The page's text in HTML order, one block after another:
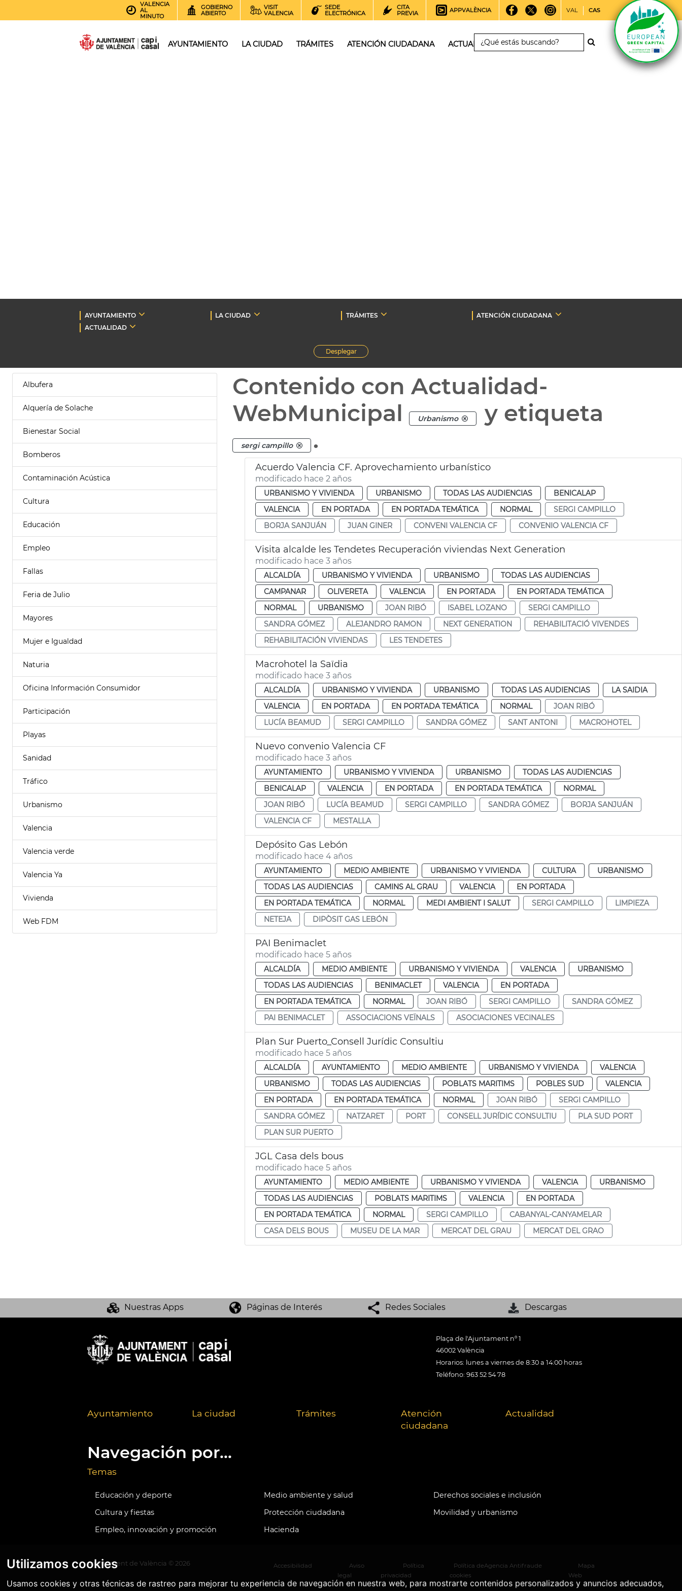
Utilizamos cookies
Usamos cookies y otras técnicas de rastreo para mejorar tu experiencia de navegación en nuestra web, para mostrarte contenidos personalizados y anuncios adecuados,
VALENCIA
AL
MINUTO
GOBIERNO
ABIERTO
VISIT
VALENCIA
SEDE
ELECTRÓNICA
CITA
PREVIA
APPVALÈNCIA VAL CAS
AYUNTAMIENTO LA CIUDAD TRÁMITES ATENCIÓN CIUDADANA ACTUALIDAD
AYUNTAMIENTO LA CIUDAD TRÁMITES
ATENCIÓN CIUDADANA
ACTUALIDAD
Desplegar
Albufera
Alquería de Solache
Bienestar Social
Bomberos
Contaminación Acústica
Cultura
Educación
Empleo
Fallas
Feria de Julio
Mayores
Mujer e Igualdad
Naturia
Oficina Información Consumidor
Participación
Playas
Sanidad
Tráfico
Urbanismo
Valencia
Valencia verde
Valencia Ya
Vivienda
Web FDM
Contenido con Actualidad-
WebMunicipal
Urbanismo y etiqueta
sergi campillo .
Acuerdo Valencia CF. Aprovechamiento urbanístico
modificado hace 2 años
URBANISMO Y VIVIENDA URBANISMO TODAS LAS AUDIENCIAS
BENICALAP
VALENCIA
EN PORTADA EN PORTADA TEMÁTICA NORMAL
SERGI CAMPILLO
BORJA SANJUÁN
JUAN GINER CONVENI VALENCIA CF CONVENIO VALENCIA CF
Visita alcalde les Tendetes Recuperación viviendas Next Generation
modificado hace 3 años
ALCALDÍA URBANISMO Y VIVIENDA URBANISMO
TODAS LAS AUDIENCIAS
CAMPANAR
OLIVERETA VALENCIA EN PORTADA
EN PORTADA TEMÁTICA
NORMAL
URBANISMO JOAN RIBÓ ISABEL LOZANO
SERGI CAMPILLO
SANDRA GÓMEZ
ALEJANDRO RAMON NEXT GENERATION
REHABILITACIÓ VIVENDES
REHABILITACIÓN VIVIENDAS
LES TENDETES
Macrohotel la Saïdia
modificado hace 3 años
ALCALDÍA URBANISMO Y VIVIENDA URBANISMO TODAS LAS AUDIENCIAS
LA SAIDIA
VALENCIA
EN PORTADA EN PORTADA TEMÁTICA NORMAL
JOAN RIBÓ
LUCÍA BEAMUD
SERGI CAMPILLO SANDRA GÓMEZ SANT ANTONI MACROHOTEL
Nuevo convenio Valencia CF
modificado hace 3 años
AYUNTAMIENTO URBANISMO Y VIVIENDA URBANISMO
TODAS LAS AUDIENCIAS
BENICALAP
VALENCIA EN PORTADA EN PORTADA TEMÁTICA
NORMAL
JOAN RIBÓ
LUCÍA BEAMUD SERGI CAMPILLO SANDRA GÓMEZ
BORJA SANJUÁN
VALENCIA CF
MESTALLA
Depósito Gas Lebón
modificado hace 4 años
AYUNTAMIENTO MEDIO AMBIENTE URBANISMO Y VIVIENDA CULTURA
URBANISMO
TODAS LAS AUDIENCIAS
CAMINS AL GRAU VALENCIA
EN PORTADA
EN PORTADA TEMÁTICA
NORMAL MEDI AMBIENT I SALUT SERGI CAMPILLO
LIMPIEZA
NETEJA
DIPÒSIT GAS LEBÓN
PAI Benimaclet
modificado hace 5 años
ALCALDÍA MEDIO AMBIENTE URBANISMO Y VIVIENDA VALENCIA
URBANISMO
TODAS LAS AUDIENCIAS
BENIMACLET VALENCIA
EN PORTADA
EN PORTADA TEMÁTICA
NORMAL JOAN RIBÓ SERGI CAMPILLO
SANDRA GÓMEZ
PAI BENIMACLET
ASSOCIACIONS VEÏNALS ASOCIACIONES VECINALES
Plan Sur Puerto_Consell Jurídic Consultiu
modificado hace 5 años
ALCALDÍA AYUNTAMIENTO MEDIO AMBIENTE URBANISMO Y VIVIENDA
VALENCIA
URBANISMO
TODAS LAS AUDIENCIAS POBLATS MARITIMS POBLES SUD
VALENCIA
EN PORTADA
EN PORTADA TEMÁTICA NORMAL JOAN RIBÓ
SERGI CAMPILLO
SANDRA GÓMEZ
NATZARET PORT CONSELL JURÍDIC CONSULTIU
PLA SUD PORT
PLAN SUR PUERTO
JGL Casa dels bous
modificado hace 5 años
AYUNTAMIENTO MEDIO AMBIENTE URBANISMO Y VIVIENDA VALENCIA
URBANISMO
TODAS LAS AUDIENCIAS
POBLATS MARITIMS VALENCIA
EN PORTADA
EN PORTADA TEMÁTICA
NORMAL SERGI CAMPILLO
CABANYAL-CANYAMELAR
CASA DELS BOUS
MUSEU DE LA MAR MERCAT DEL GRAU MERCAT DEL GRAO
Nuestras Apps Páginas de Interés Redes Sociales Descargas
Plaça de l'Ajuntament nº 1
46002 València
Horarios: lunes a viernes de 8:30 a 14:00 horas
Teléfono: 963 52 54 78
Ayuntamiento La ciudad Trámites
Atención
ciudadana
Actualidad
Navegación por...
Temas
Educación y deporte Medio ambiente y salud
Derechos sociales e inclusión
Cultura y fiestas
Protección ciudadana
Movilidad y urbanismo
Empleo, innovación y promoción
Hacienda
Ajuntament de València © 2026 Accesibilidad
Aviso
legal
Política
privacidad
Política de
cookies
Agencia Antifraude
Mapa
Web